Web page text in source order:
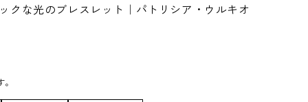
クな光のブレスレット｜パトリシア・ウルキオ